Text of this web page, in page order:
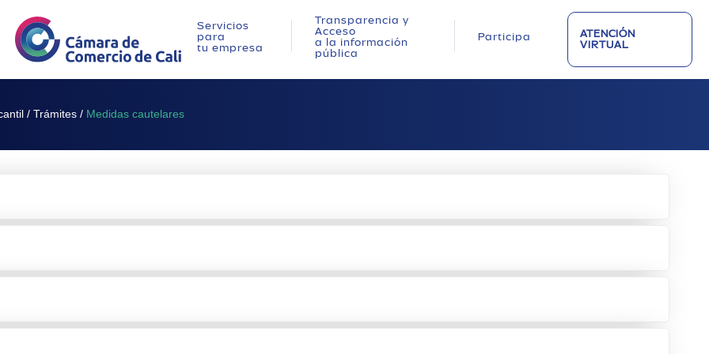
Servicios
para
tu empresa
Transparencia y
Acceso
a la información
pública
Participa
ATENCIÓN
VIRTUAL
/ Trámites / Medidas cautelares